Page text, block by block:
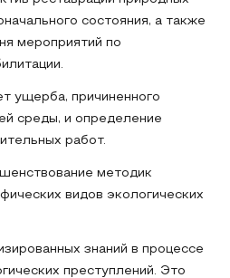
состояния, а также
мероприятий по
ущерба, причиненного
среды, и определение
работ.
методик
видов экологических
знаний в процессе
преступлений. Это